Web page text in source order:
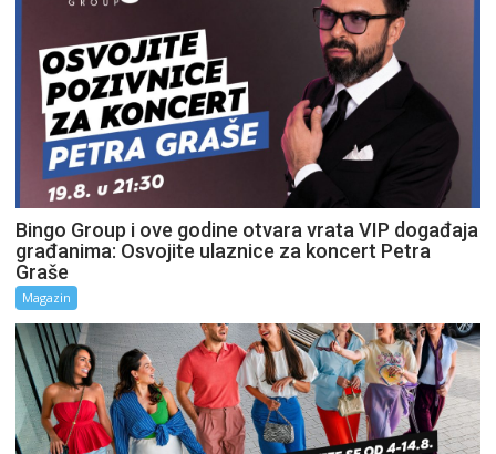
Bingo Group i ove godine otvara vrata VIP događaja
građanima: Osvojite ulaznice za koncert Petra
Graše
Magazin